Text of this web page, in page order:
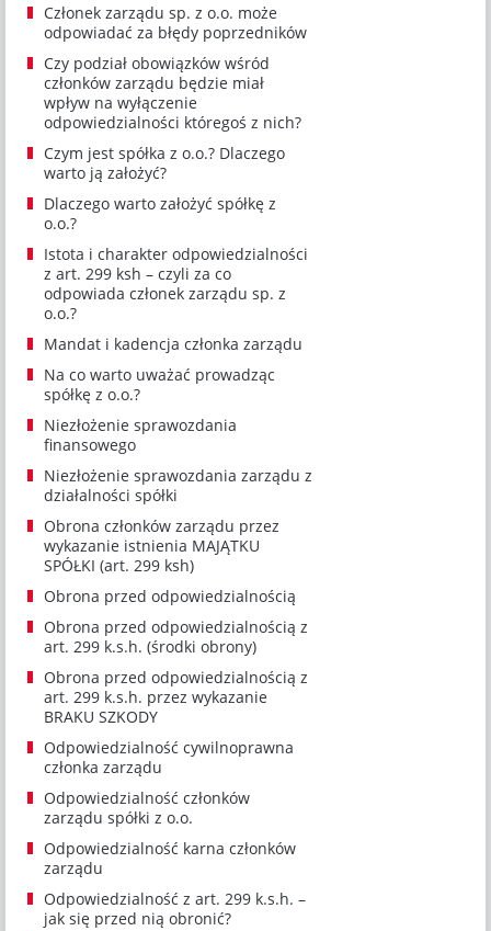
Członek zarządu sp. z o.o. może
odpowiadać za błędy poprzedników
Czy podział obowiązków wśród
członków zarządu będzie miał
wpływ na wyłączenie
odpowiedzialności któregoś z nich?
Czym jest spółka z o.o.? Dlaczego
warto ją założyć?
Dlaczego warto założyć spółkę z
o.o.?
Istota i charakter odpowiedzialności
z art. 299 ksh – czyli za co
odpowiada członek zarządu sp. z
o.o.?
Mandat i kadencja członka zarządu
Na co warto uważać prowadząc
spółkę z o.o.?
Niezłożenie sprawozdania
finansowego
Niezłożenie sprawozdania zarządu z
działalności spółki
Obrona członków zarządu przez
wykazanie istnienia MAJĄTKU
SPÓŁKI (art. 299 ksh)
Obrona przed odpowiedzialnością
Obrona przed odpowiedzialnością z
art. 299 k.s.h. (środki obrony)
Obrona przed odpowiedzialnością z
art. 299 k.s.h. przez wykazanie
BRAKU SZKODY
Odpowiedzialność cywilnoprawna
członka zarządu
Odpowiedzialność członków
zarządu spółki z o.o.
Odpowiedzialność karna członków
zarządu
Odpowiedzialność z art. 299 k.s.h. –
jak się przed nią obronić?